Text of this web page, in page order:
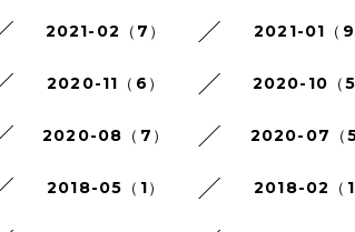
2021-02（7） 2021-01（9
2020-11（6） 2020-10（5
2020-08（7） 2020-07（5
2018-05（1） 2018-02（1